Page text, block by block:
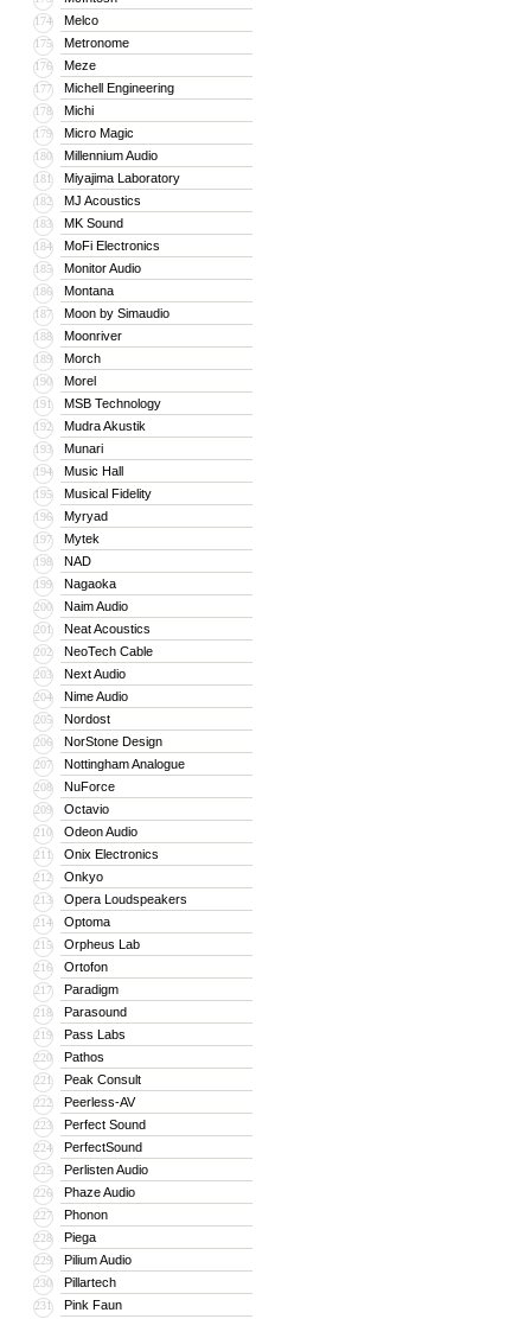
174 Melco
175 Metronome
176 Meze
177 Michell Engineering
178 Michi
179 Micro Magic
180 Millennium Audio
181 Miyajima Laboratory
182 MJ Acoustics
183 MK Sound
184 MoFi Electronics
185 Monitor Audio
186 Montana
187 Moon by Simaudio
188 Moonriver
189 Morch
190 Morel
191 MSB Technology
192 Mudra Akustik
193 Munari
194 Music Hall
195 Musical Fidelity
196 Myryad
197 Mytek
198 NAD
199 Nagaoka
200 Naim Audio
201 Neat Acoustics
202 NeoTech Cable
203 Next Audio
204 Nime Audio
205 Nordost
206 NorStone Design
207 Nottingham Analogue
208 NuForce
209 Octavio
210 Odeon Audio
211 Onix Electronics
212 Onkyo
213 Opera Loudspeakers
214 Optoma
215 Orpheus Lab
216 Ortofon
217 Paradigm
218 Parasound
219 Pass Labs
220 Pathos
221 Peak Consult
222 Peerless-AV
223 Perfect Sound
224 PerfectSound
225 Perlisten Audio
226 Phaze Audio
227 Phonon
228 Piega
229 Pilium Audio
230 Pillartech
231 Pink Faun